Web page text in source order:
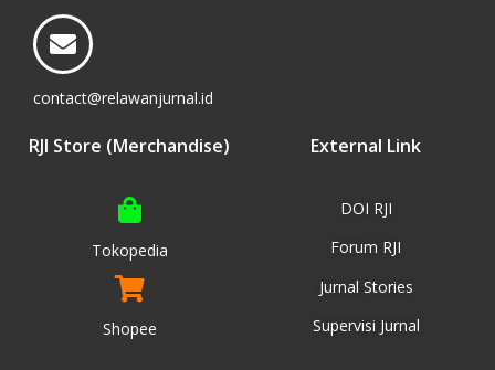
contact@relawanjurnal.id
RJI Store (Merchandise)
Tokopedia
Shopee
External Link
DOI RJI
Forum RJI
Jurnal Stories
Supervisi Jurnal